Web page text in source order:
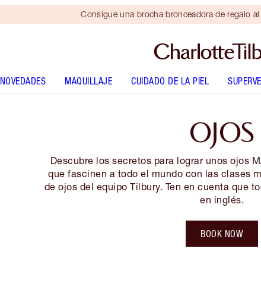
Consigue una brocha bronceadora de regalo
NOVEDADES MAQUILLAJE CUIDADO DE LA PIEL
OJOS
Descubre los secretos para lograr unos ojos
que fascinen a todo el mundo con las clases
de ojos del equipo Tilbury. Ten en cuenta que
en inglés.
BOOK NOW